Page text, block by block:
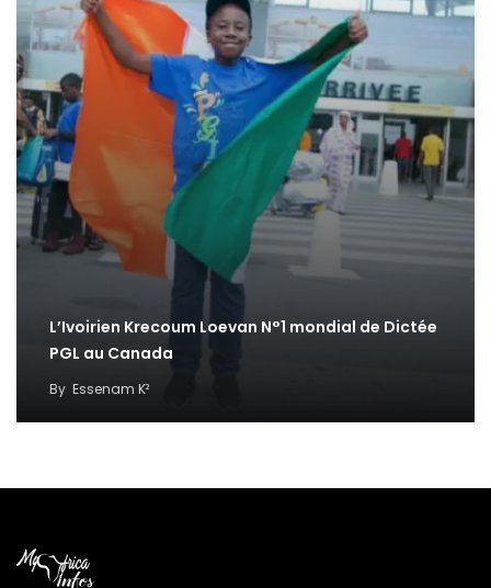
L’Ivoirien Krecoum Loevan N°1 mondial de Dictée
PGL au Canada
By Essenam K²